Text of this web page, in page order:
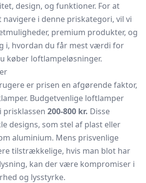
design, og funktioner. For at
i denne priskategori, vil vi
premium produkter, og
i, hvordan du får mest værdi for
køber loftlampeløsninger.
er prisen en afgørende faktor,
Budgetvenlige loftlamper
prisklassen 200-800 kr. Disse
designs, som stel af plast eller
aluminium. Mens prisvenlige
tilstrækkelige, hvis man blot har
kan der være kompromiser i
og lysstyrke.